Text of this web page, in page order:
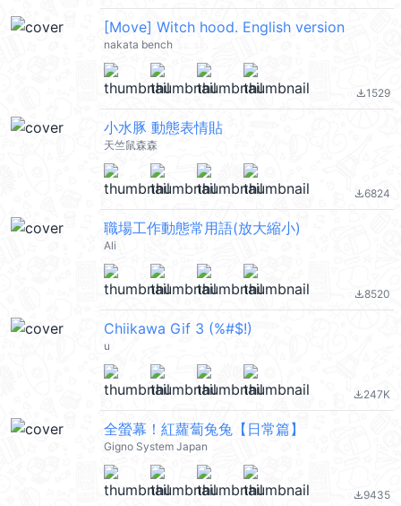
[Move] Witch hood. English version
nakata bench
file_download1529
小水豚 動態表情貼
天竺鼠森森
file_download6824
職場工作動態常用語(放大縮小)
Ali
file_download8520
Chiikawa Gif 3 (%#$!)
u
file_download247K
全螢幕！紅蘿蔔兔兔【日常篇】
Gigno System Japan
file_download9435